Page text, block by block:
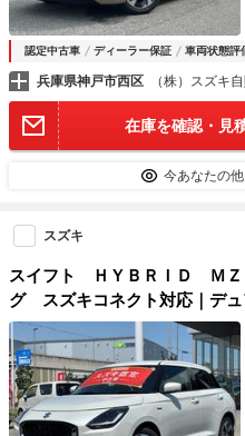
認定中古車 ディーラー保証 車両状態評
兵庫県神戸市西区 （株）スズキ
在庫を確認・見
今あなたの
スズキ
スイフト ＨＹＢＲＩＤ Ｍ
グ スズキコネクト対応｜デュ
ＥＤヘッドランプ｜１６イン
アコン｜ブラインドスポット
プティブクルーズコントロール